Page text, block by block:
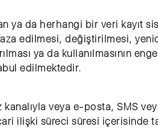
ya da herhangi bir veri kayıt
edilmesi, değiştirilmesi,
ya da kullanılmasının
edilmektedir.
veya e-posta, SMS
ilişki süreci süresi içerisinde